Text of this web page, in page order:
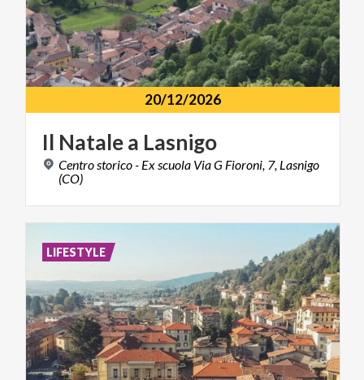
20/12/2026
Il Natalea Lasnigo
Centro storico - Ex scuola Via G Fioroni, 7, Lasnigo
(CO)
LIFESTYLE